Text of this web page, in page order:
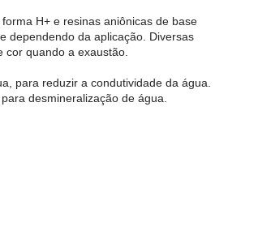
H+ e resinas aniônicas de base
dependendo da aplicação. Diversas
quando a exaustão.
para reduzir a condutividade da água.
desmineralização de água.